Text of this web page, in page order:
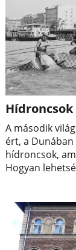
A második
ért, a
hídroncsok,
Hogyan